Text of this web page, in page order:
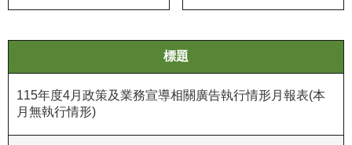
務
信
箱
標題
115年度4月政策及業務宣導相關廣告執行情形月報表(本
月無執行情形)